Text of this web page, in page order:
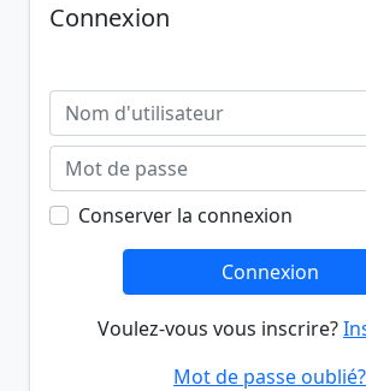
Connexion
Conserver la connexion
Connexion
Voulez-vous vous inscrire?
Mot de passe oublié?